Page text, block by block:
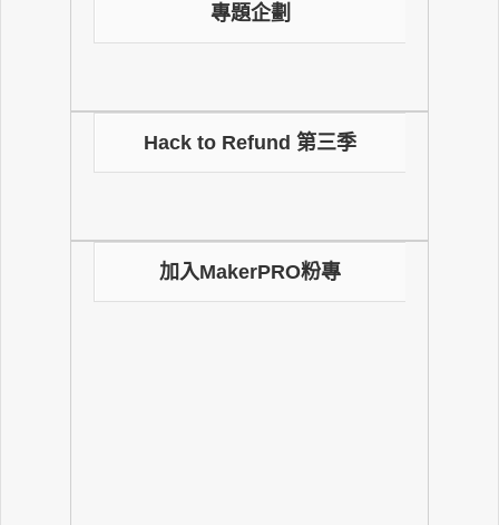
專題企劃
Hack to Refund 第三季
加入MakerPRO粉專